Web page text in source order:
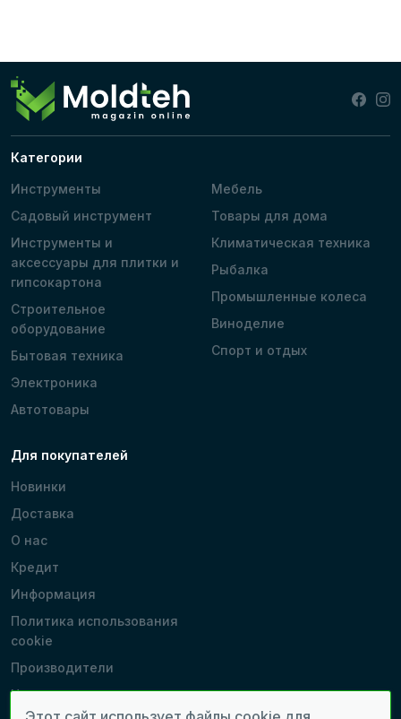
Категории
Инструменты
Садовый инструмент
Инструменты и
аксессуары для плитки и
гипсокартона
Строительное
оборудование
Бытовая техника
Электроника
Автотовары
Мебель
Товары для дома
Климатическая техника
Рыбалка
Промышленные колеса
Виноделие
Спорт и отдых
Для покупателей
Новинки
Доставка
О нас
Кредит
Информация
Политика использования
cookie
Производители
Наши магазины